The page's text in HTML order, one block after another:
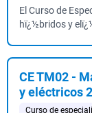
El Curso de
hï¿½bridos y
CE TM02 -
y eléctricos
Curso de